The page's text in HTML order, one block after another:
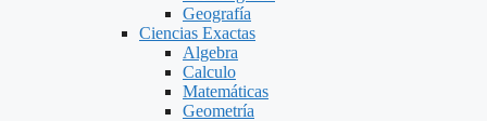
Geografía
Ciencias Exactas
Algebra
Calculo
Matemáticas
Geometría